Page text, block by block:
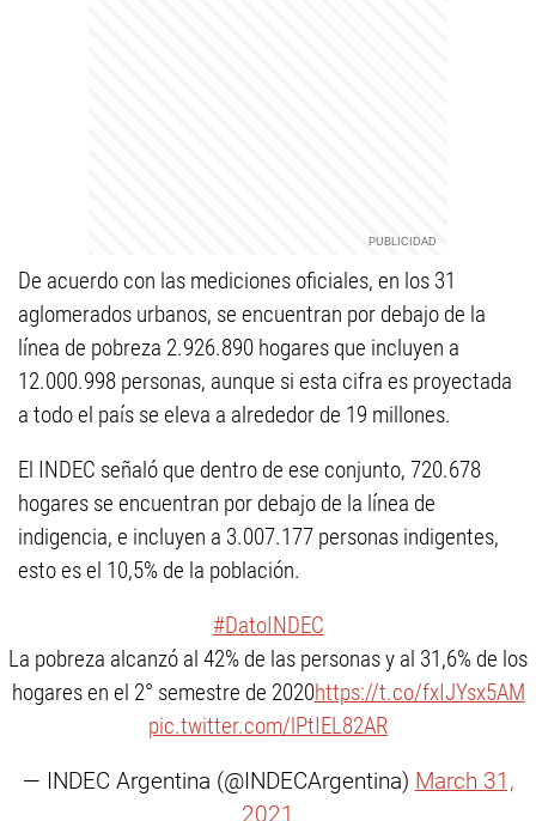
De acuerdo con las mediciones oficiales, en los 31
aglomerados urbanos, se encuentran por debajo de la
línea de pobreza 2.926.890 hogares que incluyen a
12.000.998 personas, aunque si esta cifra es proyectada
a todo el país se eleva a alrededor de 19 millones.
El INDEC señaló que dentro de ese conjunto, 720.678
hogares se encuentran por debajo de la línea de
indigencia, e incluyen a 3.007.177 personas indigentes,
esto es el 10,5% de la población.
#DatoINDEC
La pobreza alcanzó al 42% de las personas y al 31,6% de los
hogares en el 2° semestre de 2020https://t.co/fxIJYsx5AM
pic.twitter.com/lPtIEL82AR
— INDEC Argentina (@INDECArgentina) March 31,
2021